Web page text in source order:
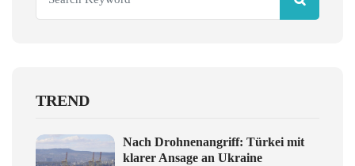
TREND
Nach Drohnenangriff: Türkei mit
klarer Ansage an Ukraine